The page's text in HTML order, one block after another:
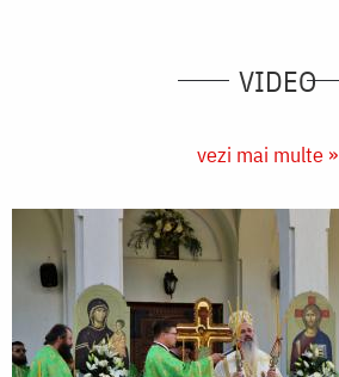
VIDEO
vezi mai multe »